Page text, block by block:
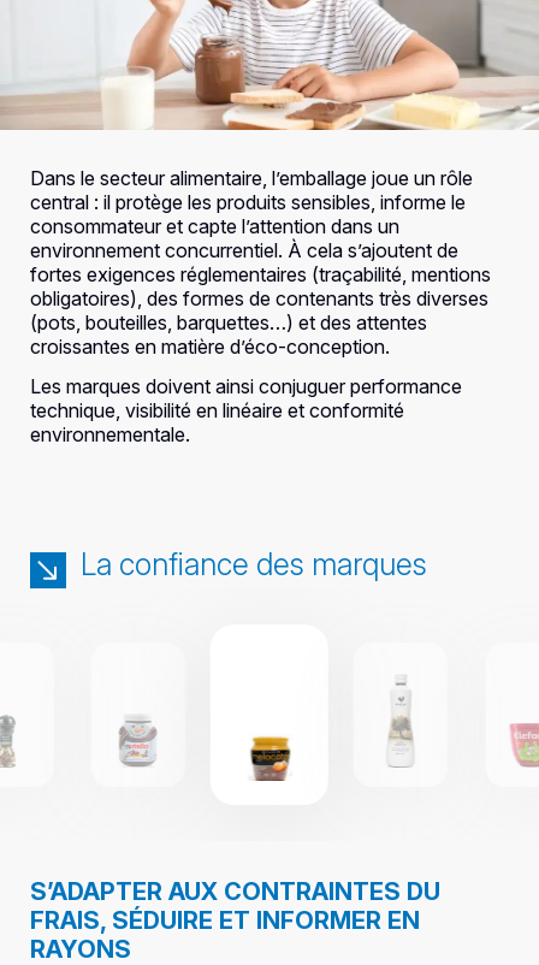
Dans le secteur alimentaire, l’emballage joue un rôle
central : il protège les produits sensibles, informe le
consommateur et capte l’attention dans un
environnement concurrentiel. À cela s’ajoutent de
fortes exigences réglementaires (traçabilité, mentions
obligatoires), des formes de contenants très diverses
(pots, bouteilles, barquettes…) et des attentes
croissantes en matière d’éco-conception.
Les marques doivent ainsi conjuguer performance
technique, visibilité en linéaire et conformité
environnementale.
La confiance des marques
S’ADAPTER AUX CONTRAINTES DU
FRAIS, SÉDUIRE ET INFORMER EN
RAYONS